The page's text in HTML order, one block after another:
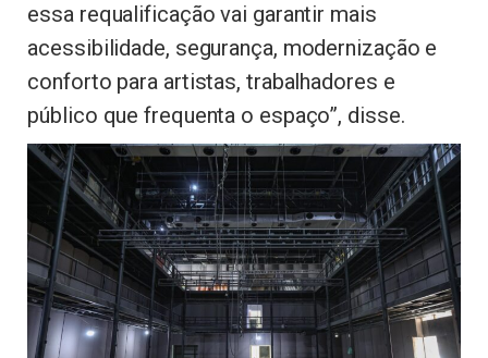
essa requalificação vai garantir mais
acessibilidade, segurança, modernização e
conforto para artistas, trabalhadores e
público que frequenta o espaço”, disse.